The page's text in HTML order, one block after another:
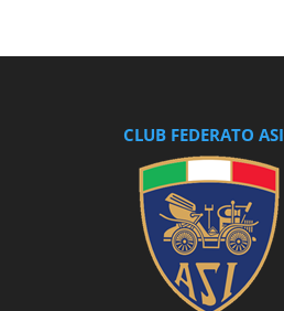
CLUB FEDERATO ASI